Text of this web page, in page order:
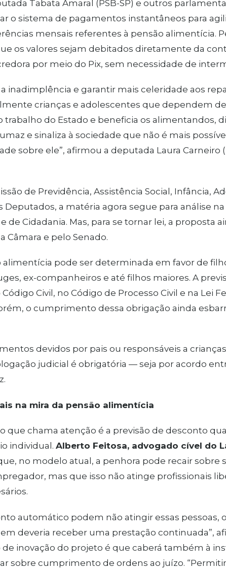
Tabata Amaral (PSB-SP) e outros
o sistema de pagamentos instantâneos para
mensais referentes à pensão alimentícia.
os valores sejam debitados diretamente da
por meio do Pix, sem necessidade de
inadimplência e garantir mais celeridade aos
crianças e adolescentes que dependem
o trabalho do Estado e beneficia os alimentandos,
e sinaliza à sociedade que não é mais
sobre ele”, afirmou a deputada Laura Carneiro
de Previdência, Assistência Social, Infância,
Deputados, a matéria agora segue para análise
de Cidadania. Mas, para se tornar lei, a proposta
Câmara e pelo Senado.
pode ser determinada em favor de
ex-companheiros e até filhos maiores. A
Civil, no Código de Processo Civil e na Lei
o cumprimento dessa obrigação ainda
devidos por pais ou responsáveis a
judicial é obrigatória — seja por acordo
na mira da pensão alimentícia
que chama atenção é a previsão de desconto
individual. Alberto Feitosa, advogado cível do
no modelo atual, a penhora pode recair sobre
mas que isso não atinge profissionais
automático podem não atingir essas pessoas,
deveria receber uma prestação continuada”,
inovação do projeto é que caberá também à
sobre cumprimento de ordens ao juízo.